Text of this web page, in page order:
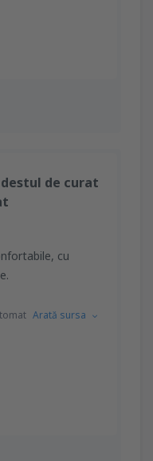
de curat
cu
Arată sursa